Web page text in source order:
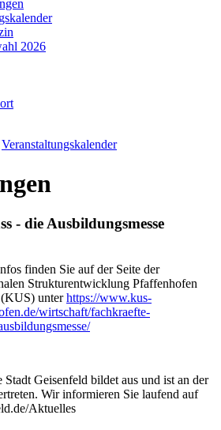
2026
Veranstaltungskalender
- die Ausbildungsmesse
finden Sie auf der Seite der
Strukturentwicklung Pfaffenhofen
unterhttps://www.kus-
wirtschaft/fachkraefte-
Stadt Geisenfeld bildet aus und ist an der
Wir informieren Sie laufend auf
Aktuelles